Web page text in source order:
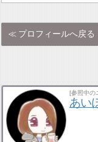
プロフィールへ戻る
[参照中の
あい